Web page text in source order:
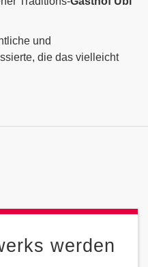
und
die das vielleicht
werden